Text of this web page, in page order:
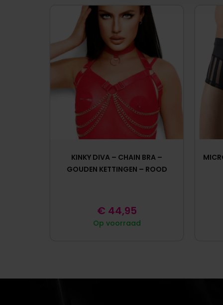
KINKY DIVA – CHAIN BRA –
GOUDEN KETTINGEN – ROOD
Op voorraad
€ 44,95